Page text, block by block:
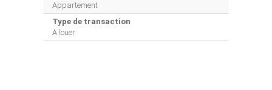
Appartement
Type de transaction
A louer